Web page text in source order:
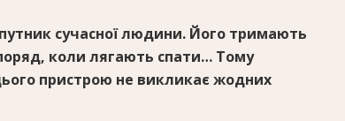
сучасної людини. Його тримають
коли лягають спати… Тому
пристрою не викликає жодних